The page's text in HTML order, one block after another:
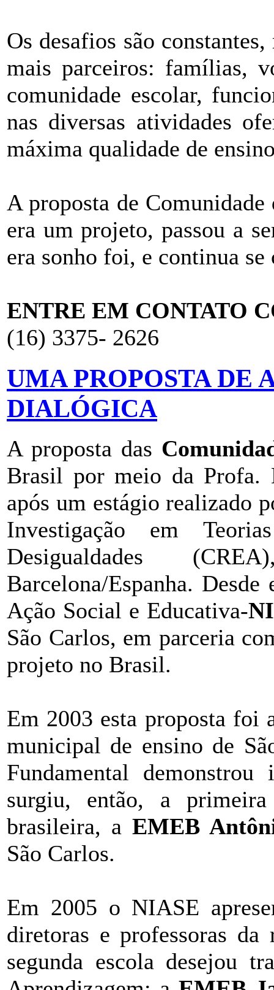
Os desafios são
mais parceiros: famílias,
comunidade escolar,
nas diversas atividades
máxima qualidade de
A proposta de
era um projeto, passou a
era sonho foi, e continua
ENTRE EM CONTATO
(16) 3375- 2626
UMA PROPOSTA DE
DIALÓGICA
A proposta das
Brasil por meio da Profa.
após um estágio realizado
Investigação em
Desigualdades
Barcelona/Espanha.
Ação Social e Educativa-
São Carlos, em parceria
projeto no Brasil.
Em 2003 esta proposta foi
municipal de ensino de
Fundamental
surgiu, então, a primeira
brasileira, a EMEB
São Carlos.
Em 2005 o NIASE
diretoras e professoras
segunda escola desejou